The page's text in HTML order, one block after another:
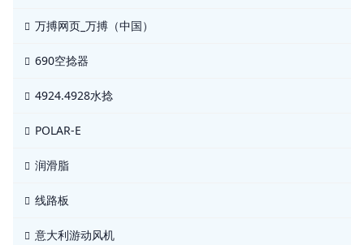
万搏网页_万搏（中国）
690空捻器
4924.4928水捻
POLAR-E
润滑脂
线路板
意大利游动风机